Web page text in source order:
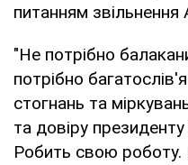
питанням звільнення
"Не потрібно
потрібно
стогнань та
та довіру
Робить свою